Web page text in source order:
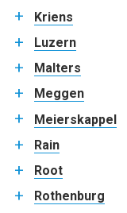
Kriens
Luzern
Malters
Meggen
Meierskappel
Rain
Root
Rothenburg